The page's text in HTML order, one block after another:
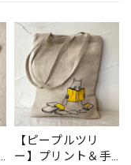
【ピープルツリ
ー】プリント＆手